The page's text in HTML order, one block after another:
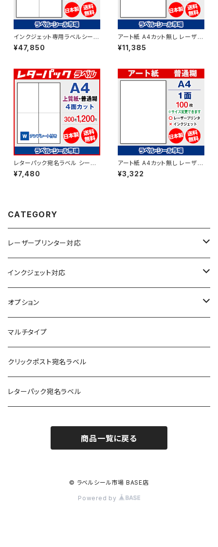
インクジェット専用ラベルシール
マットコートA4-縦2面 500枚
スーパーファイン T2Y1iA
¥47,850
アート紙 A4カット無し レーザー
プリンター用ラベルシール 400
枚 T1Y1B-4【日本製】
¥11,385
レターパック宛名ラベル シール
用紙 A4-4丁付け 300枚 上質
紙【日本製】
¥7,480
アート紙 A4カット無し レーザー
プリンター用ラベルシール 100
枚 T1Y1B-1【日本製】
¥3,322
CATEGORY
レーザープリンター対応
上質紙
アート紙
光沢紙
耐水フィルム
訂正用
インクジェット対応
コート紙
光沢紙
和紙
フィルム
オプション
簡易印刷
マルチタイプ
クリックポスト宛名ラベル
レターパック宛名ラベル
商品一覧に戻る
© ラベルシール市場 BASE店
Powered by